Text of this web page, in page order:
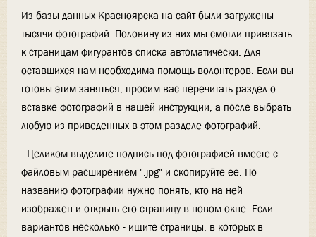
Из базы данных Красноярска на сайт были загружены
тысячи фотографий. Половину из них мы смогли привязать
к страницам фигурантов списка автоматически. Для
оставшихся нам необходима помощь волонтеров. Если вы
готовы этим заняться, просим вас перечитать раздел о
вставке фотографий в нашей инструкции, а после выбрать
любую из приведенных в этом разделе фотографий.
- Целиком выделите подпись под фотографией вместе с
файловым расширением ".jpg" и скопируйте ее. По
названию фотографии нужно понять, кто на ней
изображен и открыть его страницу в новом окне. Если
вариантов несколько - ищите страницы, в которых в